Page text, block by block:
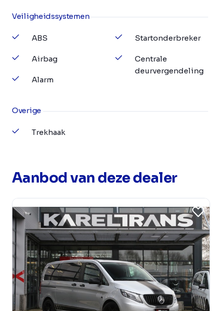
Veiligheidssystemen
ABS
Airbag
Alarm
Startonderbreker
Centrale
deurvergendeling
Overige
Trekhaak
Aanbod van deze dealer